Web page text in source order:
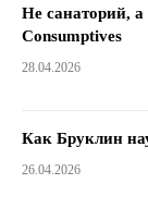
Не санаторий,
Consumptives
28.04.2026
Как Бруклин
26.04.2026